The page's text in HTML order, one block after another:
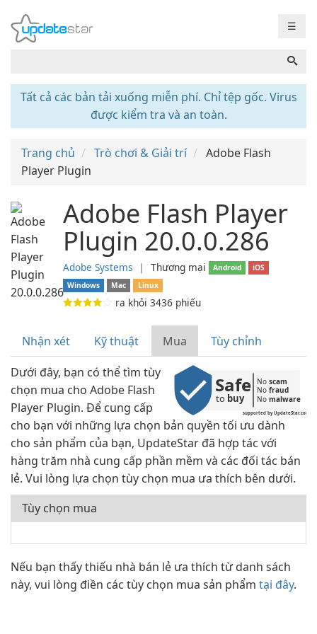
☰
Tất cả các bản tải xuống miễn phí. Chỉ tệp gốc. Virus
được kiểm tra và an toàn.
Trang chủ Trò chơi & Giải trí
Adobe Flash
Player Plugin
Adobe Flash Player
Plugin 20.0.0.286
Adobe Systems ❘ Thương mại Android
iOS
Windows
Mac Linux
ra khỏi 3436 phiếu
Nhận xét Kỹ thuật Mua Tùy chỉnh
supported by UpdateStar.com
Safe
to buy
No scam
No fraud
No malware
Dưới đây, bạn có thể tìm tùy
chọn mua cho Adobe Flash
Player Plugin. Để cung cấp
cho bạn với những lựa chọn bản quyền tối ưu dành
cho sản phẩm của bạn, UpdateStar đã hợp tác với
hàng trăm nhà cung cấp phần mềm và các đối tác bán
lẻ. Vui lòng lựa chọn tùy chọn mua ưa thích bên dưới.
Tùy chọn mua
Nếu bạn thấy thiếu nhà bán lẻ ưa thích từ danh sách
này, vui lòng điền các tùy chọn mua sản phẩm tại đây.